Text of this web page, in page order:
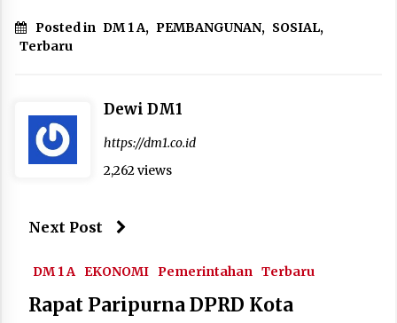
Posted in DM 1 A, PEMBANGUNAN, SOSIAL,
Terbaru
Dewi DM1
https://dm1.co.id
2,262 views
Next Post
DM 1 A EKONOMI Pemerintahan Terbaru
Rapat Paripurna DPRD Kota